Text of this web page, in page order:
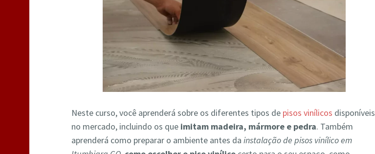
Neste curso, você aprenderá sobre os diferentes tipos de pisos vinílicos disponíveis
no mercado, incluindo os que imitam madeira, mármore e pedra. Também
aprenderá como preparar o ambiente antes dainstalação de pisos vinílico em